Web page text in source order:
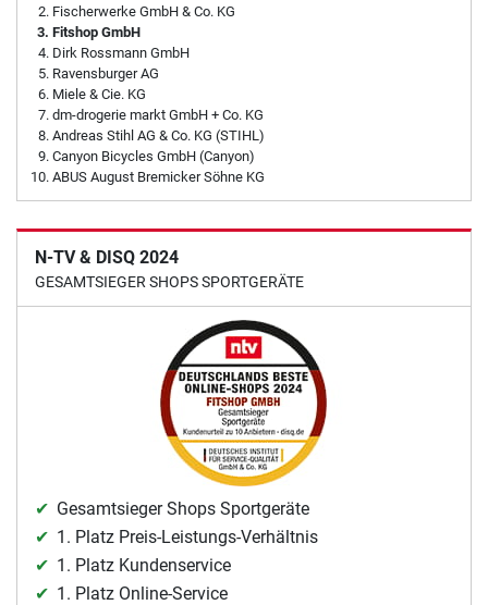
Fischerwerke GmbH & Co. KG
Fitshop GmbH
Dirk Rossmann GmbH
Ravensburger AG
Miele & Cie. KG
dm-drogerie markt GmbH + Co. KG
Andreas Stihl AG & Co. KG (STIHL)
Canyon Bicycles GmbH (Canyon)
ABUS August Bremicker Söhne KG
N-TV & DISQ 2024
GESAMTSIEGER SHOPS SPORTGERÄTE
Gesamtsieger Shops Sportgeräte
1. Platz Preis-Leistungs-Verhältnis
1. Platz Kundenservice
1. Platz Online-Service